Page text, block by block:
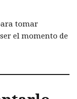
tomar
el momento de